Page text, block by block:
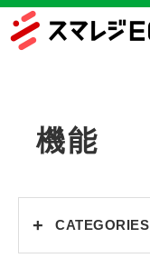
機能
CATEGORIES